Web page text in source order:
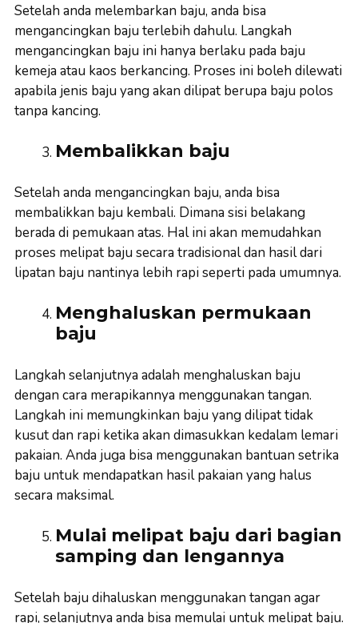
Setelah anda melembarkan baju, anda bisa
mengancingkan baju terlebih dahulu. Langkah
mengancingkan baju ini hanya berlaku pada baju
kemeja atau kaos berkancing. Proses ini boleh dilewati
apabila jenis baju yang akan dilipat berupa baju polos
tanpa kancing.
Membalikkan baju
Setelah anda mengancingkan baju, anda bisa
membalikkan baju kembali. Dimana sisi belakang
berada di pemukaan atas. Hal ini akan memudahkan
proses melipat baju secara tradisional dan hasil dari
lipatan baju nantinya lebih rapi seperti pada umumnya.
Menghaluskan permukaan
baju
Langkah selanjutnya adalah menghaluskan baju
dengan cara merapikannya menggunakan tangan.
Langkah ini memungkinkan baju yang dilipat tidak
kusut dan rapi ketika akan dimasukkan kedalam lemari
pakaian. Anda juga bisa menggunakan bantuan setrika
baju untuk mendapatkan hasil pakaian yang halus
secara maksimal.
Mulai melipat baju dari bagian
samping dan lengannya
Setelah baju dihaluskan menggunakan tangan agar
rapi, selanjutnya anda bisa memulai untuk melipat baju.